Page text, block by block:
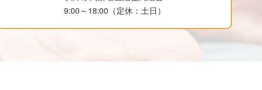
9:00～18:00（定休：土日）